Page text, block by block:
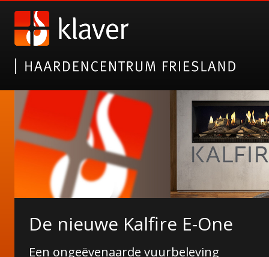
Gazco elektrische haarden
Alsof het echt is!
De nieuwe Kalfire E-One
Een ongeëvenaarde vuurbeleving